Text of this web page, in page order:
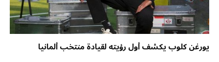
يورغن كلوب يكشف أول رؤيته لقيادة منتخب ألمانيا